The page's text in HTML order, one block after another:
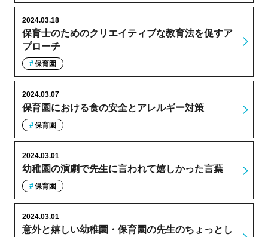
保育士のためのクリエイティブな教育法を促すア
プローチ
2024.03.18
保育園
保育園における食の安全とアレルギー対策
2024.03.07
保育園
幼稚園の演劇で先生に言われて嬉しかった言葉
2024.03.01
保育園
意外と嬉しい幼稚園・保育園の先生のちょっとし
2024.03.01